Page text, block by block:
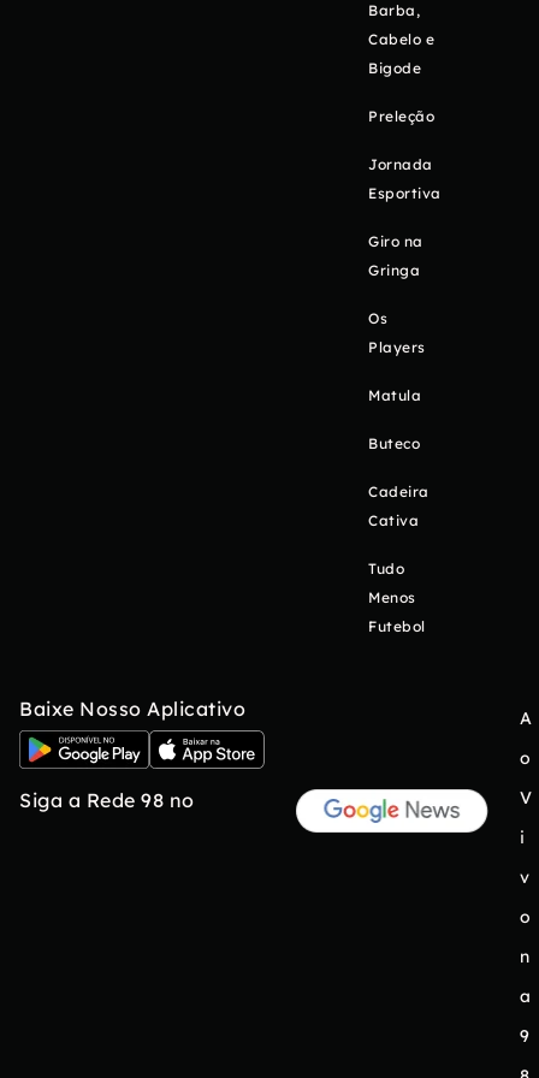
Barba,
Cabelo e
Bigode
Preleção
Jornada
Esportiva
Giro na
Gringa
Os
Players
Matula
Buteco
Cadeira
Cativa
Tudo
Menos
Futebol
Baixe Nosso Aplicativo
Siga a Rede 98 no
A
o
V
i
v
o
n
a
9